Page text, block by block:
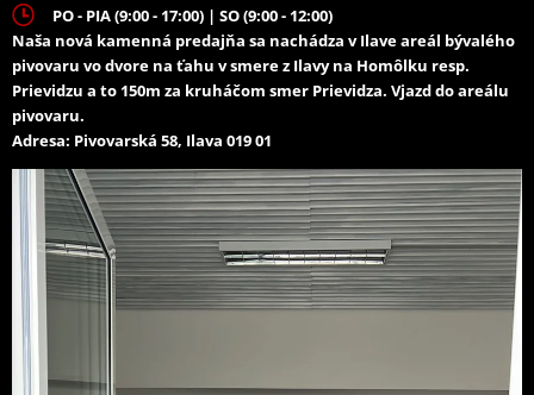
PO - PIA (9:00 - 17:00) | SO (9:00 - 12:00)
Naša nová kamenná predajňa sa nachádza v Ilave areál bývalého
pivovaru vo dvore na ťahu v smere z Ilavy na Homôlku resp.
Prievidzu a to 150m za kruháčom smer Prievidza. Vjazd do areálu
pivovaru.
Adresa: Pivovarská 58, Ilava 019 01